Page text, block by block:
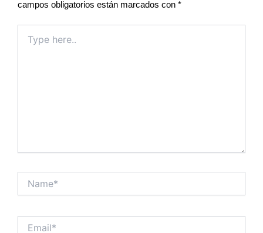
campos obligatorios están marcados con *
here..